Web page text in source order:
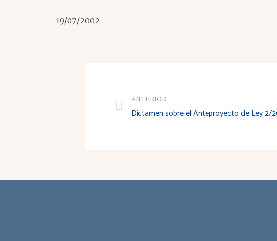
19/07/2002
ANTERIOR